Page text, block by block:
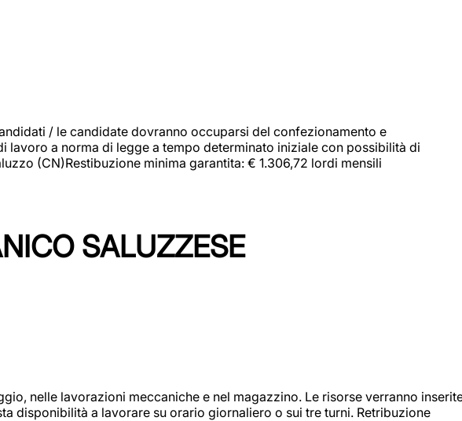
/ le candidate dovranno occuparsi del confezionamento e
a norma di legge a tempo determinato iniziale con possibilità di
(CN)Restibuzione minima garantita: € 1.306,72 lordi mensili
SALUZZESE
nelle lavorazioni meccaniche e nel magazzino. Le risorse verranno
disponibilità a lavorare su orario giornaliero o sui tre turni. Retribuzione